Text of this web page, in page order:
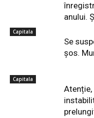
anului.
Capitala
Se
șos.
Capitala
Atenție,